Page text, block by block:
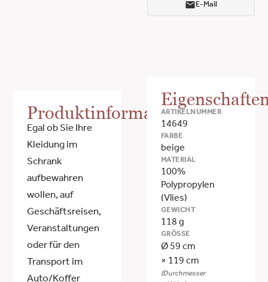
E-Mail
Produktinformationen
Egal ob Sie Ihre
Kleidung im
Schrank
aufbewahren
wollen, auf
Geschäftsreisen,
Veranstaltungen
oder für den
Transport im
Auto/Koffer
ARTIKELNUMMER
14649
FARBE
beige
MATERIAL
100%
Polypropylen
(Vlies)
GEWICHT
118 g
GRÖSSE
Ø 59 cm
× 119 cm
(Durchmesser